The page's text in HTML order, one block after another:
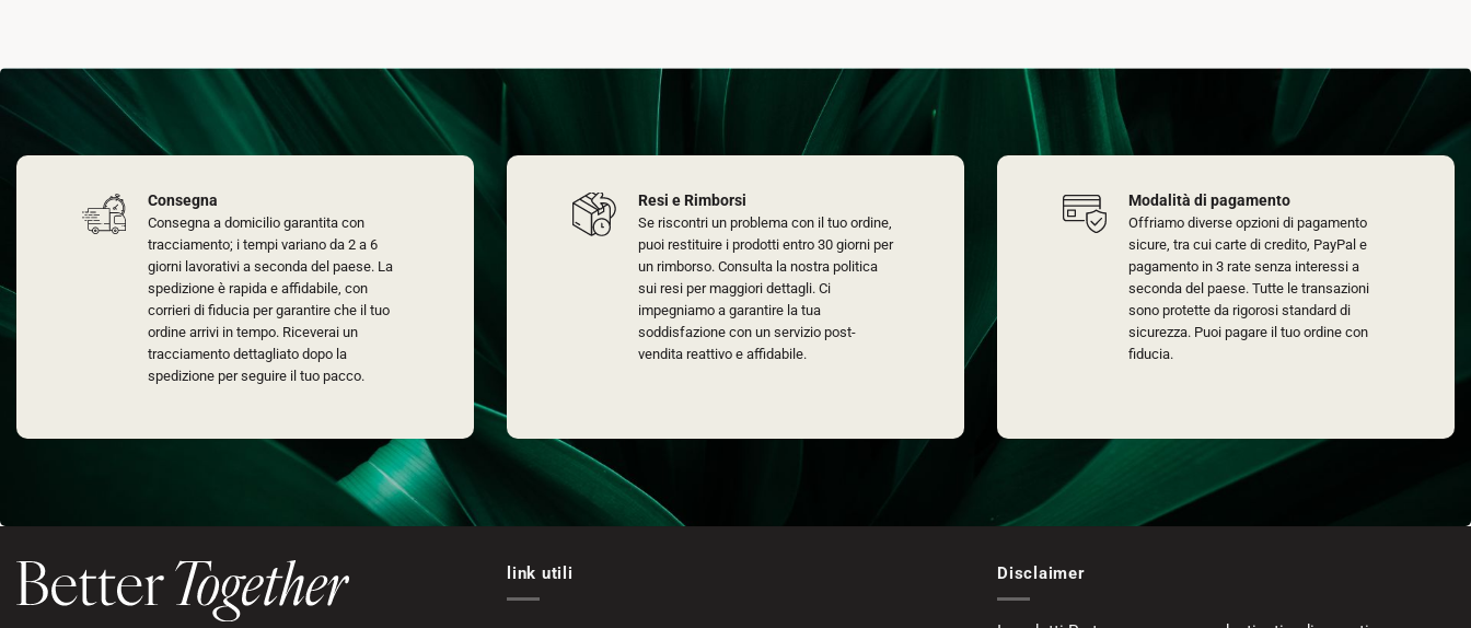
Consegna
Consegna a domicilio garantita con
tracciamento; i tempi variano da 2 a 6
giorni lavorativi a seconda del paese. La
spedizione è rapida e affidabile, con
corrieri di fiducia per garantire che il tuo
ordine arrivi in tempo. Riceverai un
tracciamento dettagliato dopo la
spedizione per seguire il tuo pacco.
Resi e Rimborsi
Se riscontri un problema con il tuo ordine,
puoi restituire i prodotti entro 30 giorni per
un rimborso. Consulta la nostra politica
sui resi per maggiori dettagli. Ci
impegniamo a garantire la tua
soddisfazione con un servizio post-
vendita reattivo e affidabile.
Modalità di pagamento
Offriamo diverse opzioni di pagamento
sicure, tra cui carte di credito, PayPal e
pagamento in 3 rate senza interessi a
seconda del paese. Tutte le transazioni
sono protette da rigorosi standard di
sicurezza. Puoi pagare il tuo ordine con
fiducia.
link utili Disclaimer